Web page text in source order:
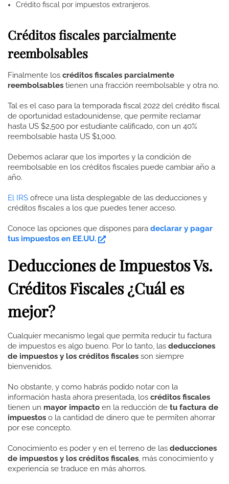
Crédito fiscal por impuestos extranjeros.
Créditos fiscales parcialmente
reembolsables
Finalmente los créditos fiscales parcialmente
reembolsables tienen una fracción reembolsable y otra no.
Tal es el caso para la temporada fiscal 2022 del crédito fiscal
de oportunidad estadounidense, que permite reclamar
hasta US $2,500 por estudiante calificado, con un 40%
reembolsable hasta US $1,000.
Debemos aclarar que los importes y la condición de
reembolsable en los créditos fiscales puede cambiar año a
año.
El IRS ofrece una lista desplegable de las deducciones y
créditos fiscales a los que puedes tener acceso.
Conoce las opciones que dispones para declarar y pagar
tus impuestos en EE.UU.
Deducciones de Impuestos Vs.
Créditos Fiscales ¿Cuál es
mejor?
Cualquier mecanismo legal que permita reducir tu factura
de impuestos es algo bueno. Por lo tanto, las deducciones
de impuestos y los créditos fiscales son siempre
bienvenidos.
No obstante, y como habrás podido notar con la
información hasta ahora presentada, los créditos fiscales
tienen un mayor impacto en la reducción de tu factura de
impuestos o la cantidad de dinero que te permiten ahorrar
por ese concepto.
Conocimiento es poder y en el terreno de las deducciones
de impuestos y los créditos fiscales, más conocimiento y
experiencia se traduce en más ahorros.